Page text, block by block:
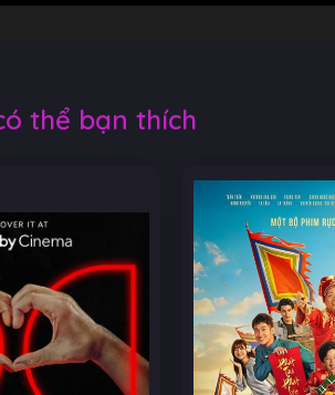
thể bạn thích